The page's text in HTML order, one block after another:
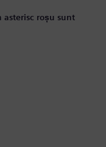
asterisc roșu sunt